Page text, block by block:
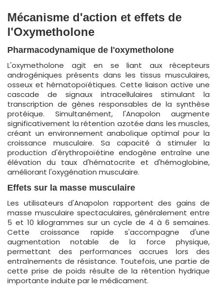
Mécanisme d'action et effets de
l'Oxymetholone
Pharmacodynamique de l'oxymetholone
L'oxymetholone agit en se liant aux récepteurs
androgéniques présents dans les tissus musculaires,
osseux et hématopoïétiques. Cette liaison active une
cascade de signaux intracellulaires stimulant la
transcription de gènes responsables de la synthèse
protéique. Simultanément, l'Anapolon augmente
significativement la rétention azotée dans les muscles,
créant un environnement anabolique optimal pour la
croissance musculaire. Sa capacité à stimuler la
production d'érythropoïétine endogène entraîne une
élévation du taux d'hématocrite et d'hémoglobine,
améliorant l'oxygénation musculaire.
Effets sur la masse musculaire
Les utilisateurs d'Anapolon rapportent des gains de
masse musculaire spectaculaires, généralement entre
5 et 10 kilogrammes sur un cycle de 4 à 6 semaines.
Cette croissance rapide s'accompagne d'une
augmentation notable de la force physique,
permettant des performances accrues lors des
entraînements de résistance. Toutefois, une partie de
cette prise de poids résulte de la rétention hydrique
importante induite par le médicament.